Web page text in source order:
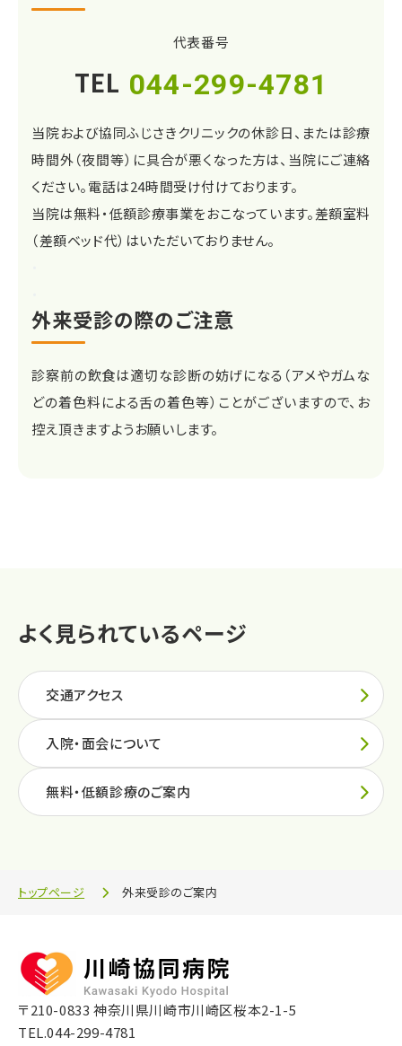
代表番号
TEL 044-299-4781
当院および協同ふじさきクリニックの休診日、または診療
時間外（夜間等）に具合が悪くなった方は、当院にご連絡
ください。電話は24時間受け付けております。
当院は無料・低額診療事業をおこなっています。差額室料
（差額ベッド代）はいただいておりません。
外来受診の際のご注意
診察前の飲食は適切な診断の妨げになる（アメやガムな
どの着色料による舌の着色等）ことがございますので、お
控え頂きますようお願いします。
よく見られているページ
交通アクセス
入院・面会について
無料・低額診療のご案内
トップページ 外来受診のご案内
〒210-0833 神奈川県川崎市川崎区桜本2-1-5
TEL.044-299-4781